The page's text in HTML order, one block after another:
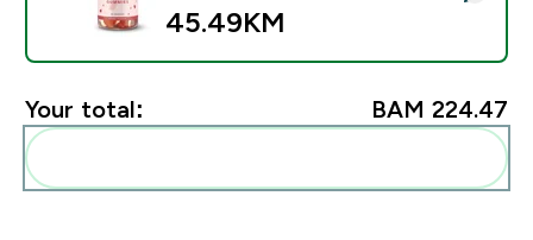
45.49KM‎
Your total: BAM 224.47‎